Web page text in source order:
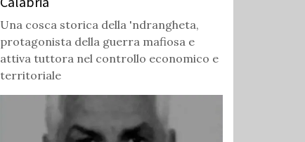
Una cosca storica della 'ndrangheta,
protagonista della guerra mafiosa e
attiva tuttora nel controllo economico e
territoriale